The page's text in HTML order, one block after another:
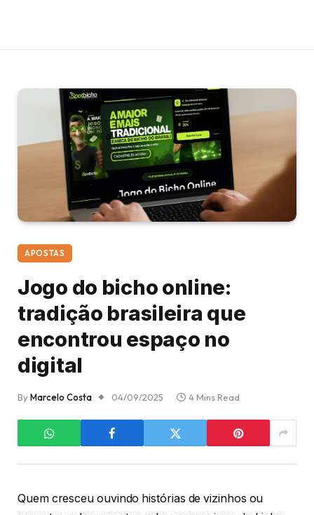
APOSTAS
Jogo do bicho online:
tradição brasileira que
encontrou espaço no
digital
ByMarcelo Costa 04/09/2025 4 Mins Read
Quem cresceu ouvindo histórias de vizinhos ou